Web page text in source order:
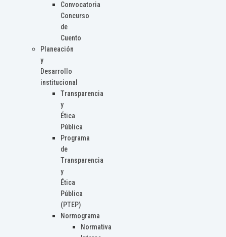
Convocatoria
Concurso
de
Cuento
Planeación
y
Desarrollo
institucional
Transparencia
y
Ética
Pública
Programa
de
Transparencia
y
Ética
Pública
(PTEP)
Normograma
Normativa